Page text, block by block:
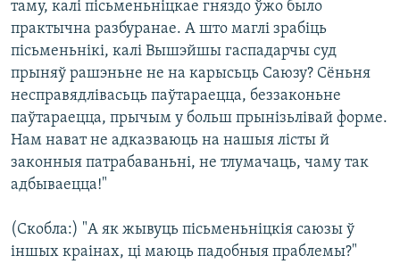
таму, калі пісьменьніцкае гняздо ўжо было
практычна разбуранае. А што маглі зрабіць
пісьменьнікі, калі Вышэйшы гаспадарчы суд
прыняў рашэньне не на карысьць Саюзу? Сёньня
несправядлівасьць паўтараецца, беззаконьне
паўтараецца, прычым у больш прынізьлівай форме.
Нам нават не адказваюць на нашыя лісты й
законныя патрабаваньні, не тлумачаць, чаму так
адбываецца!"
(Скобла:) "А як жывуць пісьменьніцкія саюзы ў
іншых краінах, ці маюць падобныя праблемы?"